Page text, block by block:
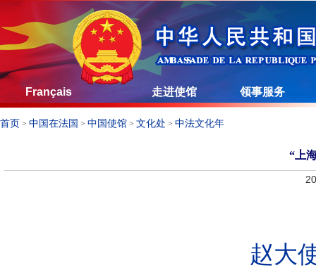
Français 走进使馆 领事服务
首页 > 中国在法国 > 中国使馆 > 文化处 > 中法文化年
“上
赵大使